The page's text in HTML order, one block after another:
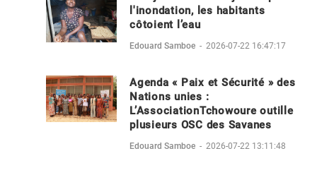
l'inondation, les habitants
côtoient l’eau
Edouard Samboe - 2026-07-22 16:47:17
Agenda « Paix et Sécurité » des
Nations unies :
L’AssociationTchowoure outille
plusieurs OSC des Savanes
Edouard Samboe - 2026-07-22 13:11:48